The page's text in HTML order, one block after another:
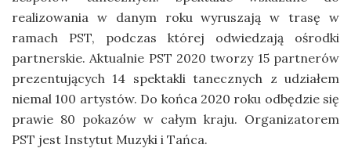
realizowania w danym roku wyruszają w trasę w
ramach PST, podczas której odwiedzają ośrodki
partnerskie. Aktualnie PST 2020 tworzy 15 partnerów
prezentujących 14 spektakli tanecznych z udziałem
niemal 100 artystów. Do końca 2020 roku odbędzie się
prawie 80 pokazów w całym kraju. Organizatorem
PST jest Instytut Muzyki i Tańca.